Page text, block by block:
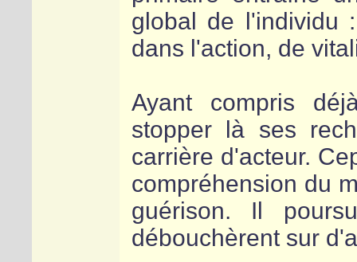
global de l'individu
dans l'action, de
Ayant compris
stopper là ses
carrière d'acteur.
compréhension du
guérison. Il
débouchèrent sur